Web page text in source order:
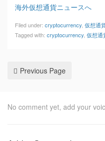
海外仮想通貨ニュースへ
Filed under: cryptocurrency 仮想通
Tagged with: cryptocurrency 仮想通
Previous Page
No comment yet, add your